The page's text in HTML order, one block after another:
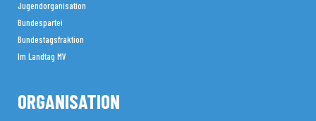
Jugendorganisation
Bundespartei
Bundestagsfraktion
Im Landtag MV
ORGANISATION